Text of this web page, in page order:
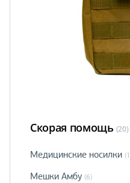
Скорая помощь (20)
Медицинские носилки
Мешки Амбу (6)